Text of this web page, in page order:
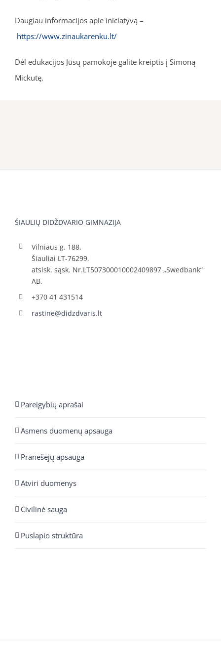
Daugiau informacijos apie iniciatyvą –
https://www.zinaukarenku.lt/
Dėl edukacijos Jūsų pamokoje galite kreiptis į Simoną
Mickutę.
ŠIAULIŲ DIDŽDVARIO GIMNAZIJA
Vilniaus g. 188,
Šiauliai LT-76299,
atsisk. sąsk. Nr.LT507300010002409897 „Swedbank“
AB.
+370 41 431514
rastine@didzdvaris.lt
Pareigybių aprašai
Asmens duomenų apsauga
Pranešėjų apsauga
Atviri duomenys
Civilinė sauga
Puslapio struktūra